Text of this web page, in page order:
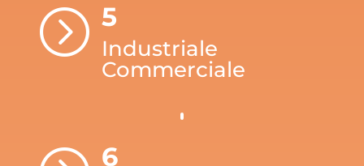
= 5
Industriale
Commerciale
6